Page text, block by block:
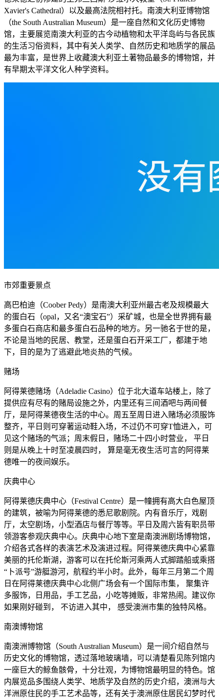
Xavier's Cathedral）以及最高法院相衬托。南澳大利亚博物馆
（the South Australian Museum）是一座自然和文化历史博物
馆，主要展览南澳大利亚的古今动植物和太平洋岛屿与各民族
的生活习俗资料，其中有关人类学、自然历史和地质学的展品
最为丰富，是世界上收藏澳大利亚土著物品最多的博物馆，并
有早期太平洋文化人种学资料。
市郊重要景点
高巴柏迪（Coober Pedy）是南澳大利亚州最古老及规模最大
的蛋白石（opal，又名“澳宝石”）采矿城，也是全世界拥有最
多蛋白石商店和最多蛋白石品种的地方。另一驰名于世的是，
不论是当地的民居、教堂，还是蛋白石开采工厂，都建于地
下，目的是为了逃避此地炎热的气候。
赌场
阿得莱德赌场（Adeladie Casino）位于北大道车站楼上，除了
提供应有尽有的赌局设施之外，内里还有三间酒吧与两间餐
厅，是阿得莱德夜生活的中心。周五至周日进入赌场必须服饰
整齐，平日则可穿著运动鞋入场，不过仍不可穿T恤进入，可
见这个赌场的气派；周末假日，赌场二十四小时营业， 平日
则是从晚上十时至凌晨四时， 算是毫无夜生活可言的阿得莱
德唯一的夜间娱乐。
庆典中心
阿得莱德庆典中心（Festival Centre）是一幢拥有高大白色屋顶
的建筑，被喻为阿得莱德的悉尼歌剧院。内有音乐厅，戏剧
厅，太空剧场，小型酒店与餐厅等等。平日及周六皆有职员带
领游客参观庆典中心。庆典中心地下室是南澳洲剧场博物馆，
介绍各式各样的表演艺术及演进过程。阿得莱德庆典中心紧靠
美丽的托伦斯湖，游客可以在托伦斯河乘两人式脚踏船或乘搭
“卜派号”游艇游河，航程约半小时。此外，每年三月第二个周
日在阿得莱德庆典中心北侧广场会有一个国际市集， 聚集许
多服饰，日用品，手工艺品，小吃等摊贩，非常热闹。建议你
如果刚好碰到， 不访进入其中， 感受澳洲市集的独特风格。
南澳博物馆
南澳洲博物馆（South Australian Museum）是一间介绍自然与
历史文化的博物馆，透过落地玻璃墙，可以清楚看见陈列馆内
一座巨大的鲸鱼骸骨，十分壮观，为博物馆最明显的特色。馆
内展览品多围绕人类学、地质学及自然的历史介绍，澳洲与大
洋洲原住民的手工艺术品等，还有关于澳洲原住居民幻梦时代